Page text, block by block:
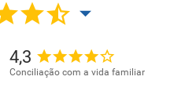
4,3
Conciliação com a vida familiar